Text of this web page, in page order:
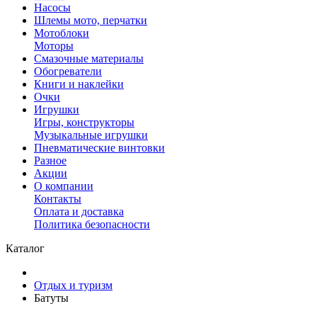
Насосы
Шлемы мото, перчатки
Мотоблоки
Моторы
Смазочные материалы
Обогреватели
Книги и наклейки
Очки
Игрушки
Игры, конструкторы
Музыкальные игрушки
Пневматические винтовки
Разное
Акции
О компании
Контакты
Оплата и доставка
Политика безопасности
Каталог
Отдых и туризм
Батуты